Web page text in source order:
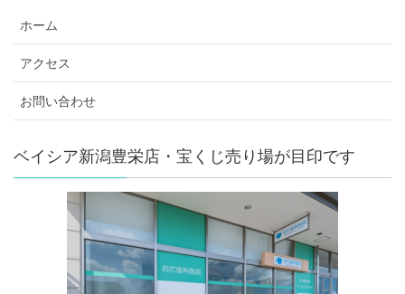
ホーム
アクセス
お問い合わせ
ベイシア新潟豊栄店・宝くじ売り場が目印です